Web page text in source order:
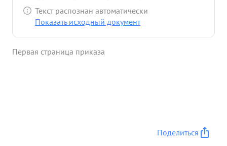
обстреляна автоматчиками тов СМИРНОВ
решительным продвижением вперед, разогнал
организовал движение минометов на открытую
2 пулемета Убито 40 фашистов. За доблесть
Текст распознан автоматически
Показать исходный документ
Первая страница приказа
Поделиться